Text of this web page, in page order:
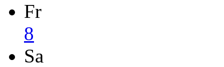
Fr
8
Sa